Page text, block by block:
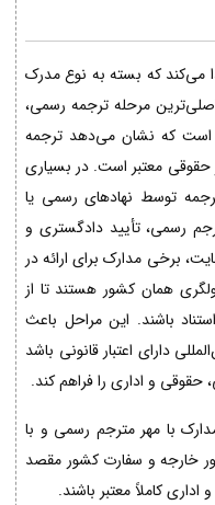
می‌کند که بسته به نوع مدرک
مرحله ترجمه رسمی،
است که نشان می‌دهد ترجمه
حقوقی معتبر است. در بسیاری
توسط نهادهای رسمی یا
رسمی، تأیید دادگستری و
برخی مدارک برای ارائه در
همان کشور هستند تا از
باشند. این مراحل باعث
دارای اعتبار قانونی باشد
حقوقی و اداری را فراهم کند.
با مهر مترجم رسمی و با
خارجه و سفارت کشور مقصد
کاملاً معتبر باشند.